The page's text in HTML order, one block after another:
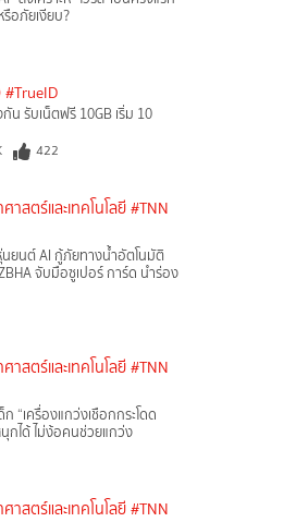
อภัยเงียบ?
#TrueID
น รับเน็ตฟรี 10GB เริ่ม 10
422
าสตร์และเทคโนโลยี #TNN
นยนต์ AI กู้ภัยทางน้ำอัตโนมัติ
จับมือซูเปอร์ การ์ด นำร่อง
าสตร์และเทคโนโลยี #TNN
“เครื่องแกว่งเชือกกระโดด
กได้ ไม่ง้อคนช่วยแกว่ง
าสตร์และเทคโนโลยี #TNN